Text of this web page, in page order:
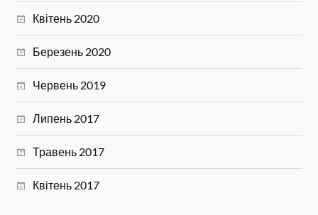
Квітень 2020
Березень 2020
Червень 2019
Липень 2017
Травень 2017
Квітень 2017